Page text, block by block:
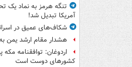
تنگه هرمز به نماد یک
آمریکا تبدیل شد!
شکاف‌های عمیق در
هشدار مقام ارشد یمن
اردوغان: توافقنامه
کشورهای دوست است